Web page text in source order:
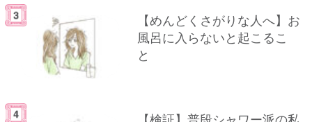
【めんどくさがりな人へ】お
風呂に入らないと起こるこ
と